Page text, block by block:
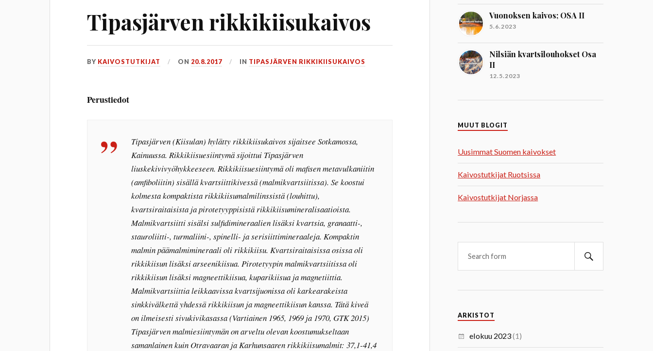
Tipasjärven rikkikiisukaivos
BY KAIVOSTUTKIJAT ON 20.8.2017 IN TIPASJÄRVEN RIKKIKIISUKAIVOS
Perustiedot
Tipasjärven (Kiisulan) hylätty rikkikiisukaivos sijaitsee Sotkamossa,
Kainuussa. Rikkikiisuesiintymä sijoittui Tipasjärven
liuskekivivyöhykkeeseen. Rikkikiisuesiintymä oli mafisen metavulkaniitin
(amfiboliitin) sisällä kvartsiittikivessä (malmikvartsiitissa). Se koostui
kolmesta kompaktista rikkikiisumalmilinssistä (louhittu),
kvartsiraitaisista ja pirotetyyppisistä rikkikiisumineralisaatioista.
Malmikvartsiitti sisälsi sulfidimineraalien lisäksi kvartsia, granaatti-,
stauroliitti-, turmaliini-, spinelli- ja serisiittimineraaleja. Kompaktin
malmin päämalmimineraali oli rikkikiisu. Kvartsiraitaisissa osissa oli
rikkikiisun lisäksi arseenikiisua. Pirotetyypin malmikvartsiitissa oli
rikkikiisun lisäksi magneettikiisua, kuparikiisua ja magnetiittia.
Malmikvartsiittia leikkaavissa kvartsijuonissa oli karkearakeista
sinkkivälkettä yhdessä rikkikiisun ja magneettikiisun kanssa. Tätä kiveä
on ilmeisesti sivukivikasassa (Vartiainen 1965, 1969 ja 1970, GTK 2015)
Tipasjärven malmiesiintymän on arveltu olevan koostumukseltaan
samanlainen kuin Otravaaran ja Karhunsaaren rikkikiisumalmit: 37,1-41,4
Vuonoksen kaivos; OSA II
5.6.2023
Nilsiän kvartsilouhokset Osa
II
12.5.2023
MUUT BLOGIT
Uusimmat Suomen kaivokset
Kaivostutkijat Ruotsissa
Kaivostutkijat Norjassa
ARKISTOT
elokuu 2023(1)